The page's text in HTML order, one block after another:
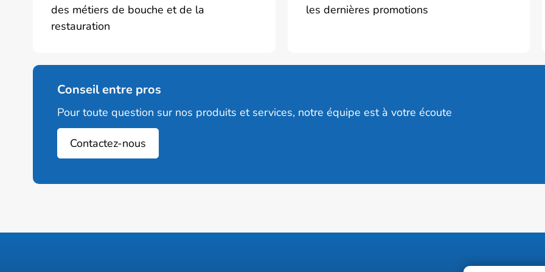
pagedes métiers de bouche et de la
restauration
les dernières promotions
Conseil entre pros
Pour toute question sur nos produits et services, notre équipe est à votre écoute
Contactez-nous